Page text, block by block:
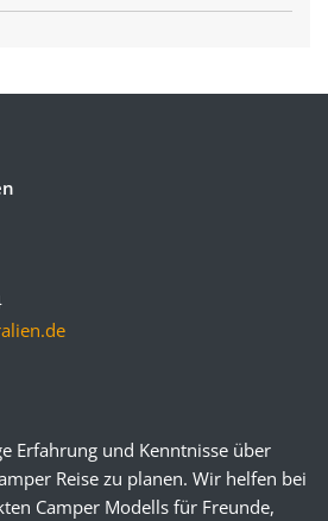
Erfahrung und Kenntnisse über
Reise zu planen. Wir helfen bei
Camper Modells für Freunde,